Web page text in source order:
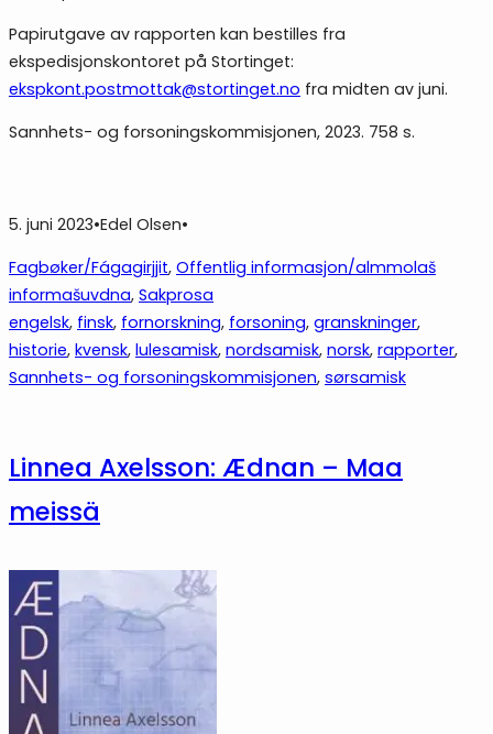
Papirutgave av rapporten kan bestilles fra
ekspedisjonskontoret på Stortinget:
ekspkont.postmottak@stortinget.no fra midten av juni.
Sannhets- og forsoningskommisjonen, 2023. 758 s.
5. juni 2023•Edel Olsen•
Fagbøker/Fágagirjjit, Offentlig informasjon/almmolaš
informašuvdna, Sakprosa
engelsk, finsk, fornorskning, forsoning, granskninger
historie, kvensk, lulesamisk, nordsamisk, norsk, rapporter
Sannhets- og forsoningskommisjonen, sørsamisk
Linnea Axelsson: Ædnan – Maa
meissä